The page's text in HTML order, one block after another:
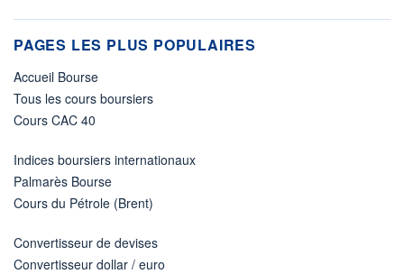
PAGES LES PLUS POPULAIRES
Accueil Bourse
Tous les cours boursiers
Cours CAC 40
Indices boursiers internationaux
Palmarès Bourse
Cours du Pétrole (Brent)
Convertisseur de devises
Convertisseur dollar / euro